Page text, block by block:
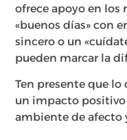
ofrece apoyo en
«buenos días» con
sincero o un
pueden marcar la
Ten presente que lo
un impacto positivo
ambiente de afecto